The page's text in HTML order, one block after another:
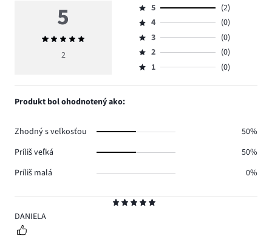
5
DANIELA
5
Priemerné
hodnotenie
2
Hodnotenie
5,
počet
hlasov
2.
5
(2)
Hodnotenie
4,
počet
hlasov
4
(0)
Hodnotenie
3,
počet
3
(0)
Hodnotenie
2,
2
(0)
Hodnotenie
1,
1 (0)
Produkt bol ohodnotený ako:
Zhodný s veľkosťou
50%
Príliš veľká
50%
Príliš malá
0%